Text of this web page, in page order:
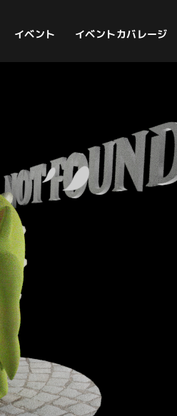
イベント イベントカバレージ